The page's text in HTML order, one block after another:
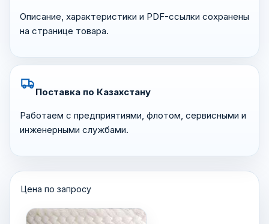
Описание, характеристики и PDF-ссылки сохранены
на странице товара.
Поставка по Казахстану
Работаем с предприятиями, флотом, сервисными и
инженерными службами.
Цена по запросу